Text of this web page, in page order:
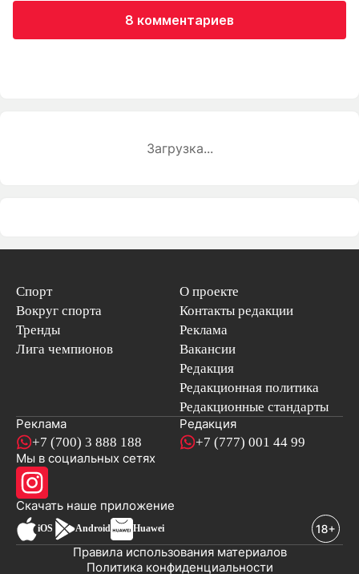
8 комментариев
Загрузка...
Спорт
Вокруг спорта
Тренды
Лига чемпионов
О проекте
Контакты редакции
Реклама
Вакансии
Редакция
Редакционная политика
Редакционные стандарты
Реклама
+7 (700) 3 888 188
Редакция
+7 (777) 001 44 99
Мы в социальных сетях
Скачать наше приложениеновостей
iOS Android Huawei
Политика конфиденциальности
Правила использования материалов